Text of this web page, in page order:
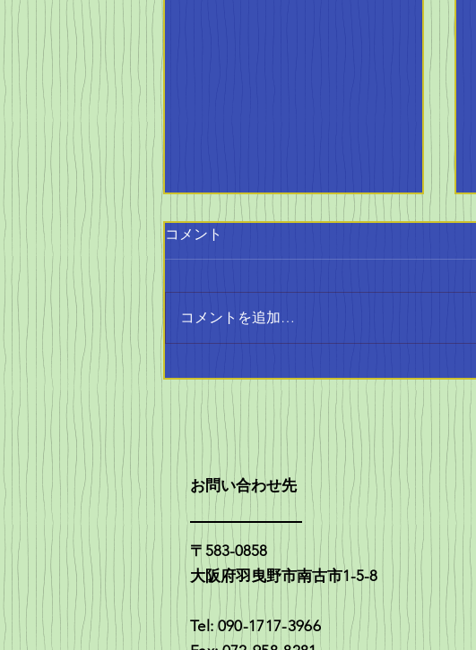
中学生、高校生の活躍
コメント
コメントを追加…
お問い合わせ先
〒583-0858
大阪府羽曳野市南古市1-5-8
Tel: 090-1717-3966